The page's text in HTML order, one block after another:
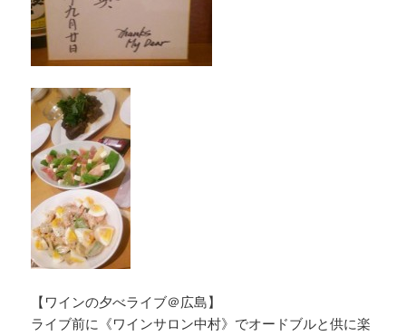
【ワインの夕べライブ＠広島】
ライブ前に《ワインサロン中村》でオードブルと供に楽